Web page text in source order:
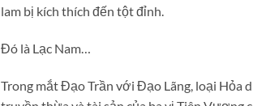
lam bị kích thích đến tột đỉnh.
Đó là Lạc Nam…
Trong mắt Đạo Trần với Đạo Lãng, loại Hỏa